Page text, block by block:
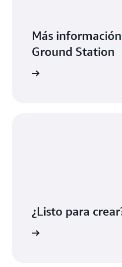
Más
Ground Station
¿Listo para